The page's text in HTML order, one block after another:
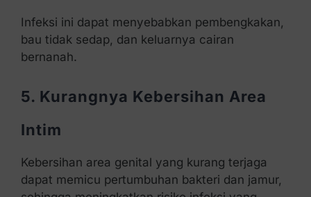
Infeksi ini dapat menyebabkan pembengkakan,
bau tidak sedap, dan keluarnya cairan
bernanah.
5. Kurangnya Kebersihan Area
Intim
Kebersihan area genital yang kurang terjaga
dapat memicu pertumbuhan bakteri dan jamur,